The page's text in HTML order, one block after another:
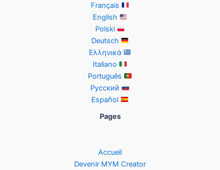
Français
English
Polski
Deutsch
Ελληνικά
Italiano
Português
Русский
Español
Pages
Accueil
Devenir MYM Creator